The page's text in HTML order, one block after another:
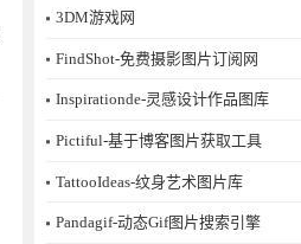
3DM游戏网
FindShot-免费摄影图片订阅网
Inspirationde-灵感设计作品图库
Pictiful-基于博客图片获取工具
TattooIdeas-纹身艺术图片库
Pandagif-动态Gif图片搜索引擎